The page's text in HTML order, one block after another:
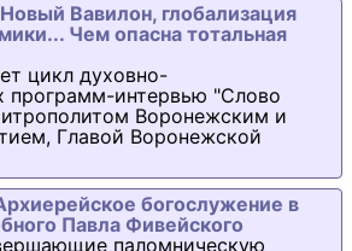
Вавилон, глобализация
Чем опасна тотальная
цикл духовно-
программ-интервью "Слово
Воронежским и
Главой Воронежской
богослужение в
Павла Фивейского
паломническую